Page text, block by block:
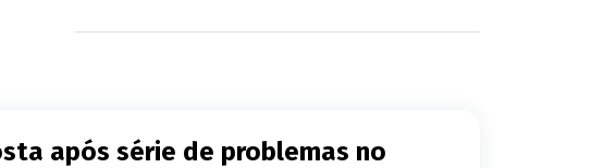
após série de problemas no